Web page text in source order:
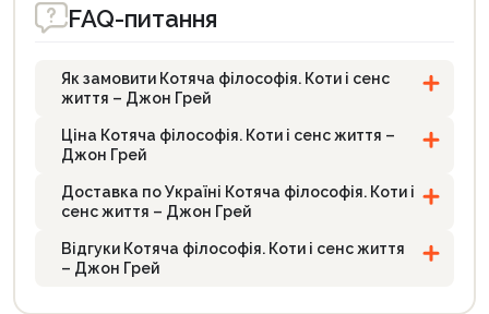
FAQ-питання
Як замовити Котяча філософія. Коти і сенс
життя – Джон Грей
Ціна Котяча філософія. Коти і сенс життя –
Джон Грей
Доставка по Україні Котяча філософія. Коти і
сенс життя – Джон Грей
Відгуки Котяча філософія. Коти і сенс життя
– Джон Грей